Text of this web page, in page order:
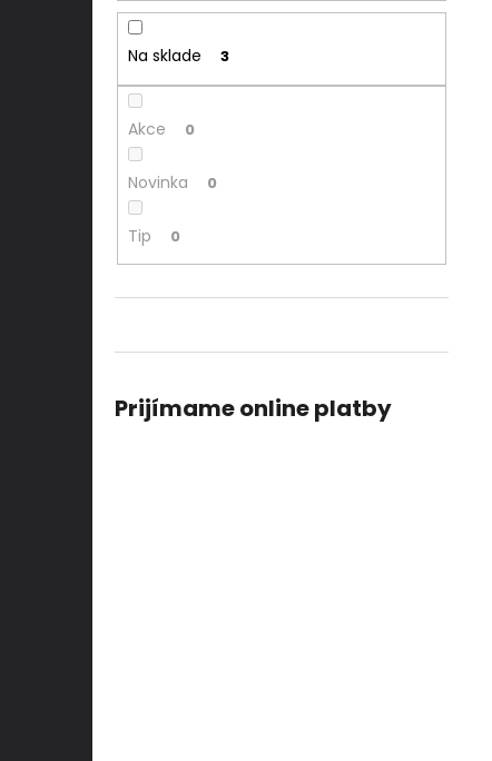
Na sklade 3
Akce 0
Novinka 0
Tip 0
Prijímame online platby